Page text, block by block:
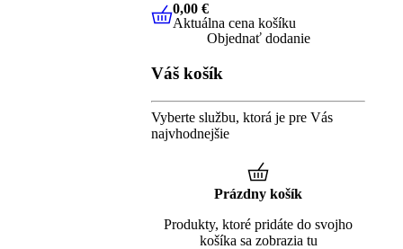
0,00 €Aktuálna cena košíku
0,00 €
Aktuálna cena košíku
Objednať dodanie
Váš košík
Vyberte službu, ktorá je pre Vás
najvhodnejšie
Prázdny košík
Produkty, ktoré pridáte do svojho
košíka sa zobrazia tu